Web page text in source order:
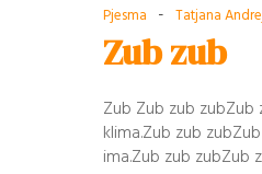
Pjesma - Tatjana
Zub zub
Zub Zub zub zubZub
klima.Zub zub
ima.Zub zub zubZub